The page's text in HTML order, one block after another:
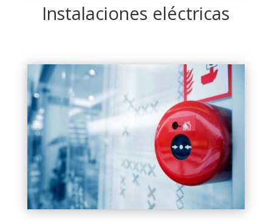
Instalaciones eléctricas